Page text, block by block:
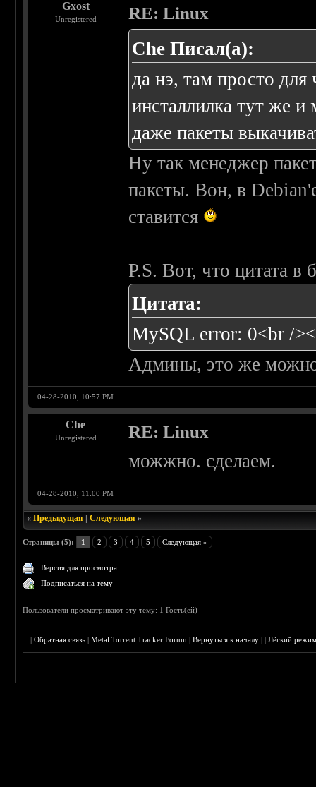
Gxost
Unregistered RE: Linux
Che Писал(а):
да нэ, там просто для
инсталлилка тут же
даже пакеты
Ну так менеджер
пакеты. Вон, в
ставится
P.S. Вот, что цитата в
Цитата:
MySQL error: 0<br /
Админы, это же
04-28-2010, 10:57 PM
Che
Unregistered RE: Linux
можжно. сделаем.
04-28-2010, 11:00 PM
«Предыдущая |Следующая »
Страницы (5): 1 2 3 4 5 Следующая »
Версия для просмотра
Подписаться на тему
Пользователи просматривают эту тему: 1 Гость(ей)
|Обратная связь |Metal Torrent Tracker Forum |Вернуться к началу ||Лёгкий